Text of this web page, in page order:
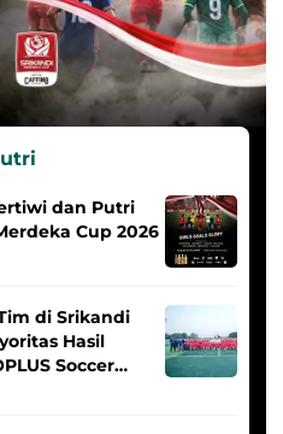
dan Putri
Cup 2026
di Srikandi
Hasil
Soccer